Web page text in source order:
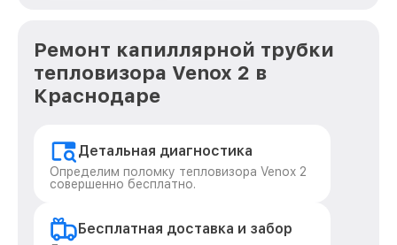
Ремонт капиллярной трубки
тепловизора Venox 2 в
Краснодаре
Детальная диагностика
Определим поломку тепловизора Venox 2
совершенно бесплатно.
Бесплатная доставка и забор